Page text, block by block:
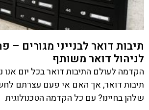
תיבות דואר לבנייני מגורים –
לניהול דואר משותף
הקדמה לעולם התיבות דואר בכל יום
תיבות דואר, אך האם אי פעם עצרתם
שלהן בחיינו? עם כל הקדמה הטכנולוגית